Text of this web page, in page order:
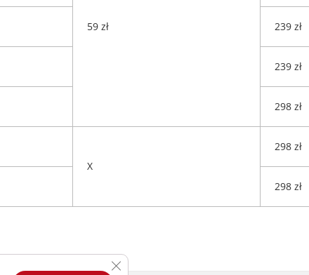
59 zł 239 zł
239 zł
298 zł
X
298 zł
298 zł
Zamknij panel powiadomień o